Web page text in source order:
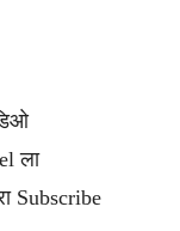
ला
Subscribe